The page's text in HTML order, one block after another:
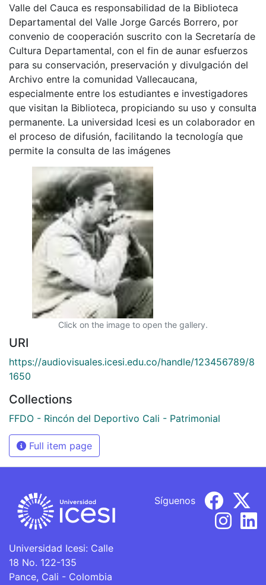
Valle del Cauca es responsabilidad de la Biblioteca
Departamental del Valle Jorge Garcés Borrero, por
convenio de cooperación suscrito con la Secretaría de
Cultura Departamental, con el fin de aunar esfuerzos
para su conservación, preservación y divulgación del
Archivo entre la comunidad Vallecaucana,
especialmente entre los estudiantes e investigadores
que visitan la Biblioteca, propiciando su uso y consulta
permanente. La universidad Icesi es un colaborador en
el proceso de difusión, facilitando la tecnología que
permite la consulta de las imágenes
Click on the image to open the gallery.
URI
https://audiovisuales.icesi.edu.co/handle/123456789/8
1650
Collections
FFDO - Rincón del Deportivo Cali - Patrimonial
Full item page
Universidad Icesi: Calle
18 No. 122-135
Pance, Cali - Colombia
Síguenos